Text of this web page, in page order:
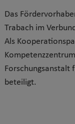
Das
Trabach im
Als
Forschungsanstalt
beteiligt.